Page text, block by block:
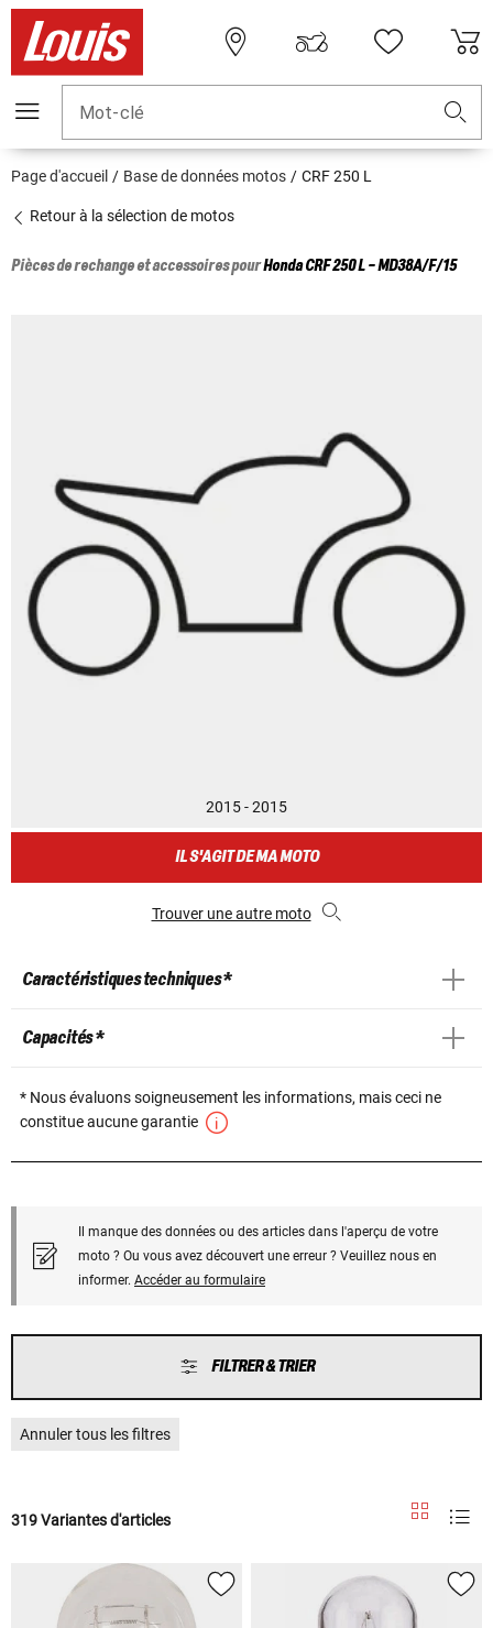
Mot-clé
Page d'accueil Base de données motos CRF 250 L
Retour à la sélection de motos
Pièces de rechange et accessoires pourHondaCRF 250 L - MD38A/F/15
2015 - 2015
IL S'AGIT DE MA MOTO
Trouver une autre moto
Caractéristiques techniques *
Capacités *
* Nous évaluons soigneusement les informations, mais ceci ne
constitue aucune garantie
Il manque des données ou des articles dans l'aperçu de votre
moto ? Ou vous avez découvert une erreur ? Veuillez nous en
informer. Accéder au formulaire
FILTRER & TRIER
Annuler tous les filtres
319 Variantes d'articles